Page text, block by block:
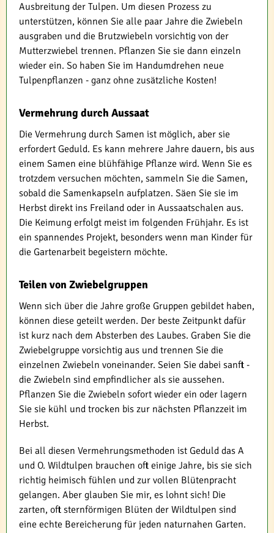
Ausbreitung der Tulpen. Um diesen Prozess zu
unterstützen, können Sie alle paar Jahre die Zwiebeln
ausgraben und die Brutzwiebeln vorsichtig von der
Mutterzwiebel trennen. Pflanzen Sie sie dann einzeln
wieder ein. So haben Sie im Handumdrehen neue
Tulpenpflanzen - ganz ohne zusätzliche Kosten!
Vermehrung durch Aussaat
Die Vermehrung durch Samen ist möglich, aber sie
erfordert Geduld. Es kann mehrere Jahre dauern, bis aus
einem Samen eine blühfähige Pflanze wird. Wenn Sie es
trotzdem versuchen möchten, sammeln Sie die Samen,
sobald die Samenkapseln aufplatzen. Säen Sie sie im
Herbst direkt ins Freiland oder in Aussaatschalen aus.
Die Keimung erfolgt meist im folgenden Frühjahr. Es ist
ein spannendes Projekt, besonders wenn man Kinder für
die Gartenarbeit begeistern möchte.
Teilen von Zwiebelgruppen
Wenn sich über die Jahre große Gruppen gebildet haben,
können diese geteilt werden. Der beste Zeitpunkt dafür
ist kurz nach dem Absterben des Laubes. Graben Sie die
Zwiebelgruppe vorsichtig aus und trennen Sie die
einzelnen Zwiebeln voneinander. Seien Sie dabei sanft -
die Zwiebeln sind empfindlicher als sie aussehen.
Pflanzen Sie die Zwiebeln sofort wieder ein oder lagern
Sie sie kühl und trocken bis zur nächsten Pflanzzeit im
Herbst.
Bei all diesen Vermehrungsmethoden ist Geduld das A
und O. Wildtulpen brauchen oft einige Jahre, bis sie sich
richtig heimisch fühlen und zur vollen Blütenpracht
gelangen. Aber glauben Sie mir, es lohnt sich! Die
zarten, oft sternförmigen Blüten der Wildtulpen sind
eine echte Bereicherung für jeden naturnahen Garten.